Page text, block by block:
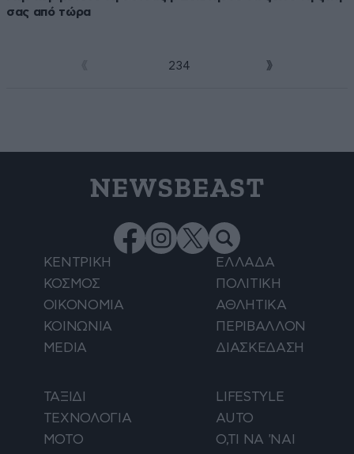
σας από τώρα
234
NEWSBEAST
ΚΕΝΤΡΙΚΗ
ΕΛΛΑΔΑ
ΚΟΣΜΟΣ
ΠΟΛΙΤΙΚΗ
ΟΙΚΟΝΟΜΙΑ
ΑΘΛΗΤΙΚΑ
ΚΟΙΝΩΝΙΑ
ΠΕΡΙΒΑΛΛΟΝ
MEDIA
ΔΙΑΣΚΕΔΑΣΗ
ΤΑΞΙΔΙ
LIFESTYLE
ΤΕΧΝΟΛΟΓΙΑ
AUTO
ΜΟΤΟ
Ο,ΤΙ ΝΑ 'ΝΑΙ